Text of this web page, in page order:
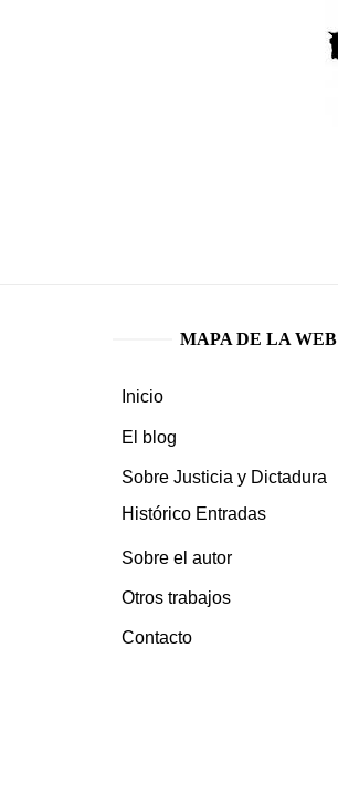
MAPA DE LA WEB
Inicio
El blog
Sobre Justicia y Dictadura
Histórico Entradas
Sobre el autor
Otros trabajos
Contacto